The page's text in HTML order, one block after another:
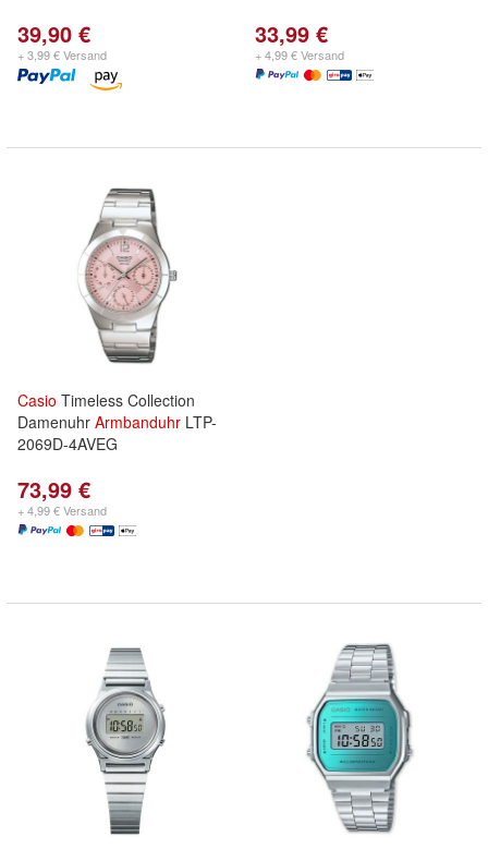
39,90 €
+ 3,99 € Versand
33,99 €
+ 4,99 € Versand
Casio Timeless Collection
Damenuhr Armbanduhr LTP-
2069D-4AVEG
73,99 €
+ 4,99 € Versand